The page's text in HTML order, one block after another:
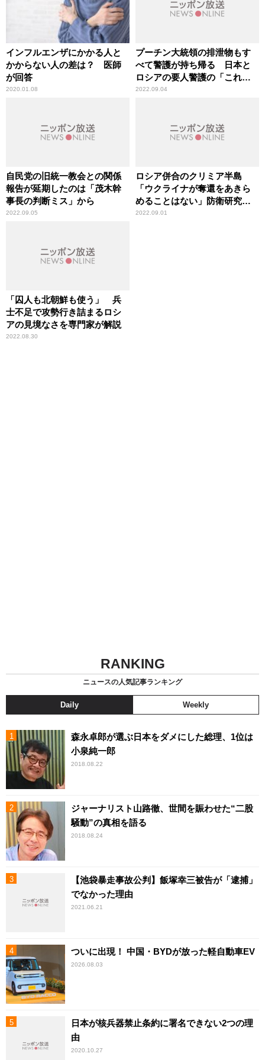
インフルエンザにかかる人と
かからない人の差は？ 医師
が回答
2020.01.08
プーチン大統領の排泄物もす
べて警護が持ち帰る 日本と
ロシアの要人警護の「これほ
どまでの違い」
2022.09.04
自民党の旧統一教会との関係
報告が延期したのは「茂木幹
事長の判断ミス」から
2022.09.05
ロシア併合のクリミア半島
「ウクライナが奪還をあきら
めることはない」防衛研究所
幹部
2022.09.01
「囚人も北朝鮮も使う」 兵
士不足で攻勢行き詰まるロシ
アの見境なさを専門家が解説
2022.08.30
RANKING
ニュースの人気記事ランキング
Daily Weekly
森永卓郎が選ぶ日本をダメにした総理、1位は
小泉純一郎
2018.08.22
ジャーナリスト山路徹、世間を賑わせた“二股
騒動”の真相を語る
2018.08.24
【池袋暴走事故公判】飯塚幸三被告が「逮捕」
でなかった理由
2021.06.21
ついに出現！ 中国・BYDが放った軽自動車EV
2026.08.03
日本が核兵器禁止条約に署名できない2つの理
由
2020.10.27